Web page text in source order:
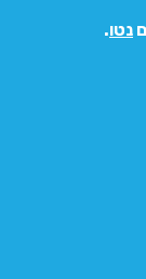
נטו.